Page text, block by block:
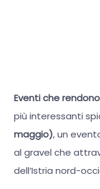
Eventi che
più interessanti
maggio), un
al gravel che
dell’Istria nord-